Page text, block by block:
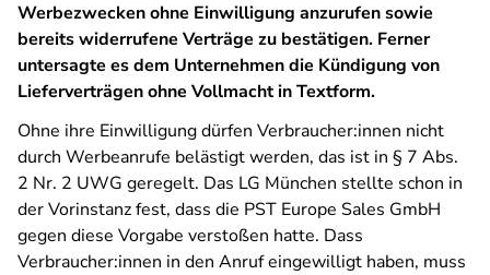
Werbezwecken ohne Einwilligung anzurufen sowie
bereits widerrufene Verträge zu bestätigen. Ferner
untersagte es dem Unternehmen die Kündigung von
Lieferverträgen ohne Vollmacht in Textform.
Ohne ihre Einwilligung dürfen Verbraucher:innen nicht
durch Werbeanrufe belästigt werden, das ist in § 7 Abs.
2 Nr. 2 UWG geregelt. Das LG München stellte schon in
der Vorinstanz fest, dass die PST Europe Sales GmbH
gegen diese Vorgabe verstoßen hatte. Dass
Verbraucher:innen in den Anruf eingewilligt haben, muss